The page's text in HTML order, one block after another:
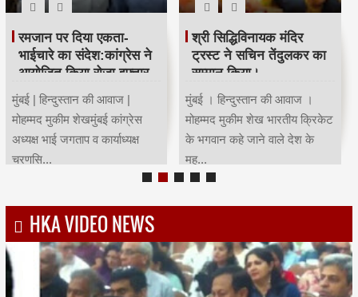
रमजान पर दिया एकता-
भाईचारे का संदेश:कांग्रेस ने
आयोजित किया रोजा इफ्तार
मुंबई | हिन्दुस्तान की आवाज |
मोहम्मद मुकीम शेखमुंबई कांग्रेस
अध्यक्ष भाई जगताप व कार्याध्यक्ष
चरणसि...
श्री सिद्धिविनायक मंदिर
ट्रस्ट ने सचिन तेंदुलकर का
सम्मान किया।
मुंबई । हिन्दुस्तान की आवाज ।
मोहम्मद मुकीम शेख भारतीय क्रिकेट
के भगवान कहे जाने वाले देश के
मह...
HKA VIDEO NEWS